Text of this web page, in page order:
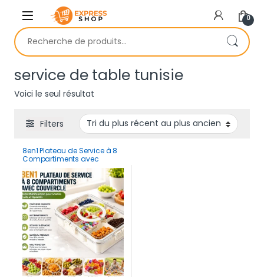
Skip to navigation
Skip to content
0
Recherche pour :
service de table tunisie
Voici le seul résultat
Filters
8en1 Plateau de Service à 8
Compartiments avec
Couvercle – Boîte
Multifonction pour Snacks,
Fruits et Apéritifs